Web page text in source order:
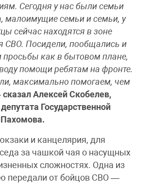
Сегодня у нас были семьи
малоимущие семьи и семьи, у
сейчас находятся в зоне
СВО. Посидели, пообщались и
как в бытовом плане,
помощи ребятам на фронте.
максимально помогаем, чем
сказал Алексей Скобелев,
Государственной
и канцелярия, для
за чашкой чая о насущных
сложностях. Одна из
передали от бойцов СВО —